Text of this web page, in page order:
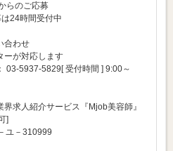
らのご応募
24時間受付中
合わせ
ーが対応します
03-5937-5829[ 受付時間 ] 9:00～
求人紹介サービス『Mjob美容師』
]
ユ－310999